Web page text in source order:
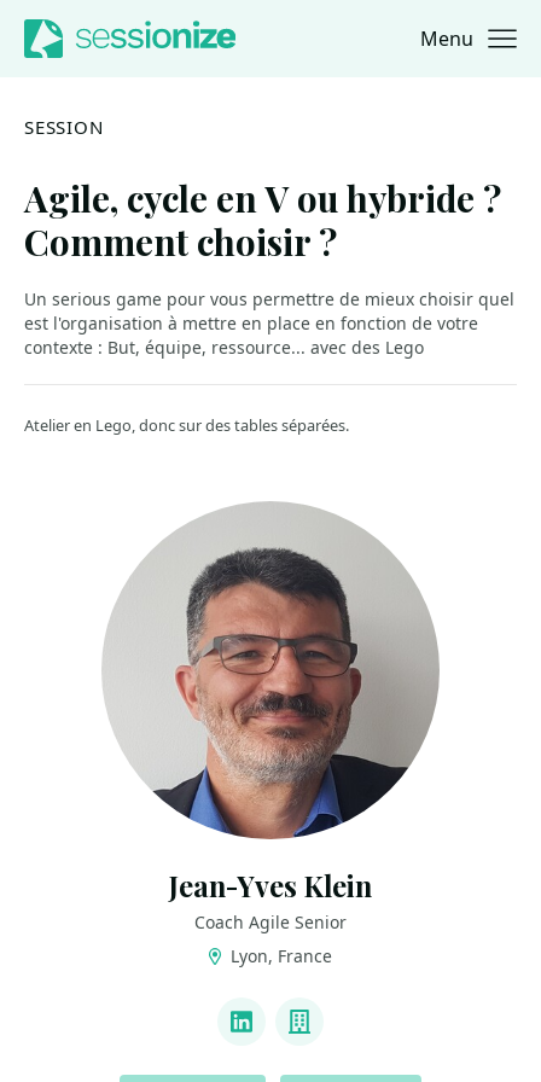
Jump to navigation
Jump to content Menu
SESSION
Agile, cycle en V ou hybride ?
Comment choisir ?
Un serious game pour vous permettre de mieux choisir quel
est l'organisation à mettre en place en fonction de votre
contexte : But, équipe, ressource... avec des Lego
Atelier en Lego, donc sur des tables séparées.
Jean-Yves Klein
Coach Agile Senior
Lyon, France
LinkedInCompany